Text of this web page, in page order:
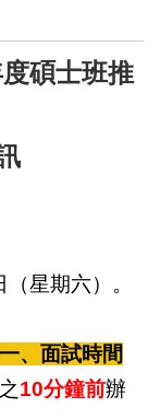
碩士班推
（星期六）。
、面試時間
10分鐘前辦